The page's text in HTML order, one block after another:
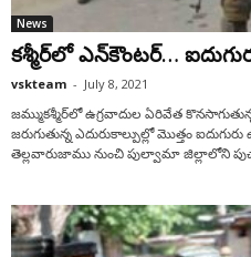
News
కశ్మీర్‌లో ఎన్‌కౌంటర్‌…
vskteam - July 8, 2021
జమ్ముకశ్మీర్‌లో ఉగ్రవాదుల ఏరివేత
జరుగుతున్న ఎదురుకాల్పుల్లో మొత్తం
తెల్లవారుజాము నుంచి పుల్వామా జిల్లాలోని